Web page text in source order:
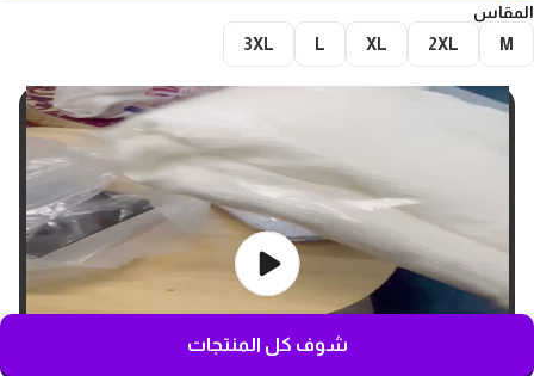
المقاس
M
2XL
XL
L
3XL
شوف كل المنتجات